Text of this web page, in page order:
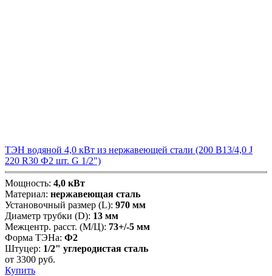
ТЭН водяной 4,0 кВт из нержавеющей стали (200 В13/4,0 J
220 R30 Ф2 шт. G 1/2")
Мощность: 4,0 кВт
Материал: нержавеющая сталь
Установочный размер (L): 970 мм
Диаметр трубки (D): 13 мм
Межцентр. расст. (М/Ц): 73+/-5 мм
Форма ТЭНа: Ф2
Штуцер: 1/2" углеродистая сталь
от 3300 руб.
Купить